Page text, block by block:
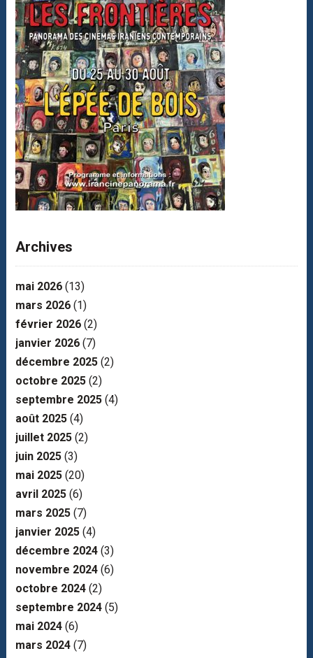
Archives
mai 2026(13)
mars 2026(1)
février 2026(2)
janvier 2026(7)
décembre 2025(2)
octobre 2025(2)
septembre 2025(4)
août 2025(4)
juillet 2025(2)
juin 2025(3)
mai 2025(20)
avril 2025(6)
mars 2025(7)
janvier 2025(4)
décembre 2024(3)
novembre 2024(6)
octobre 2024(2)
septembre 2024(5)
mai 2024(6)
mars 2024(7)